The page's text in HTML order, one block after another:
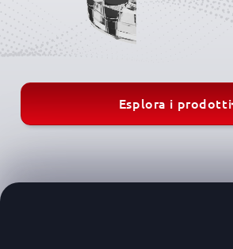
Esplora i prodotti